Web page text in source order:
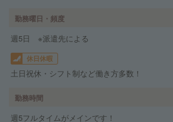
勤務曜日・頻度
週5日 ※派遣先による
休日休暇
土日祝休・シフト制など働き方多数！
勤務時間
週5フルタイムがメインです！